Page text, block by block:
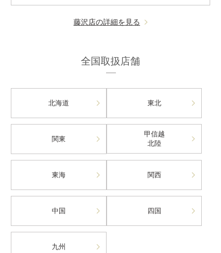
藤沢店の詳細を見る
全国取扱店舗
北海道 東北
関東
甲信越
北陸
東海 関西
中国 四国
九州